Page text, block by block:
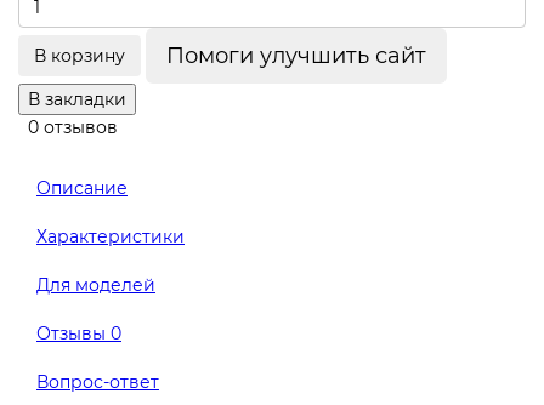
В корзину Помоги улучшить сайт
В закладки
0 отзывов
Описание
Характеристики
Для моделей
Отзывы 0
Вопрос-ответ